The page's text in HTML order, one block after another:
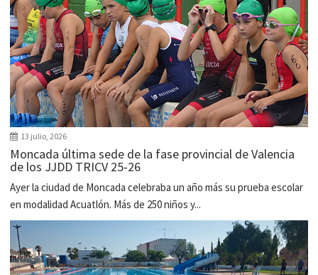
13 julio, 2026
Moncada última sede de la fase provincial de Valencia
de los JJDD TRICV 25-26
Ayer la ciudad de Moncada celebraba un año más su prueba escolar
en modalidad Acuatlón. Más de 250 niños y...